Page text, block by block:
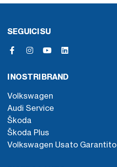
SEGUICI SU
I NOSTRI BRAND
Volkswagen
Audi Service
Škoda
Škoda Plus
Volkswagen Usato Garantito